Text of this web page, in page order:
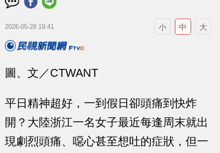
2026-05-28 19:41 小 中 大
圖、文／CTWANT
平日精神超好，一到假日卻頭痛到快炸
開？大陸浙江一名女子最近每逢周末就出
現劇烈頭痛、噁心甚至想吐的症狀，但一